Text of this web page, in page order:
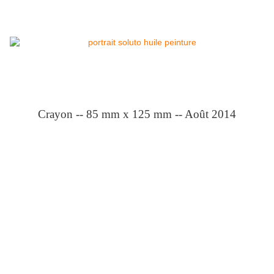
Crayon -- 85 mm x 125 mm -- Août 2014